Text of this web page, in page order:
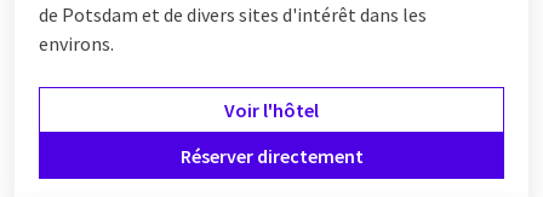
de Potsdam et de divers sites d'intérêt dans les
environs.
Voir l'hôtel
Réserver directement